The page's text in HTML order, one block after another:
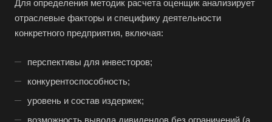
Для определения методик расчета оценщик анализирует
отраслевые факторы и специфику деятельности
конкретного предприятия, включая:
перспективы для инвесторов;
конкурентоспособность;
уровень и состав издержек;